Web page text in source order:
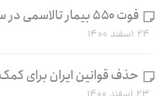
فوت ۵۵۰ بیمار تالاسمی در سه سال اخیر
۲۴ اسفند ۱۴۰۰
حذف قوانین ایران برای